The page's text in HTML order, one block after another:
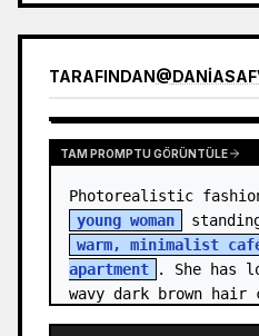
TARAFINDAN@
TAM PROMPTU GÖRÜNTÜLE
young woman
warm, minimalist
apartment
. She has
wavy dark brown hair